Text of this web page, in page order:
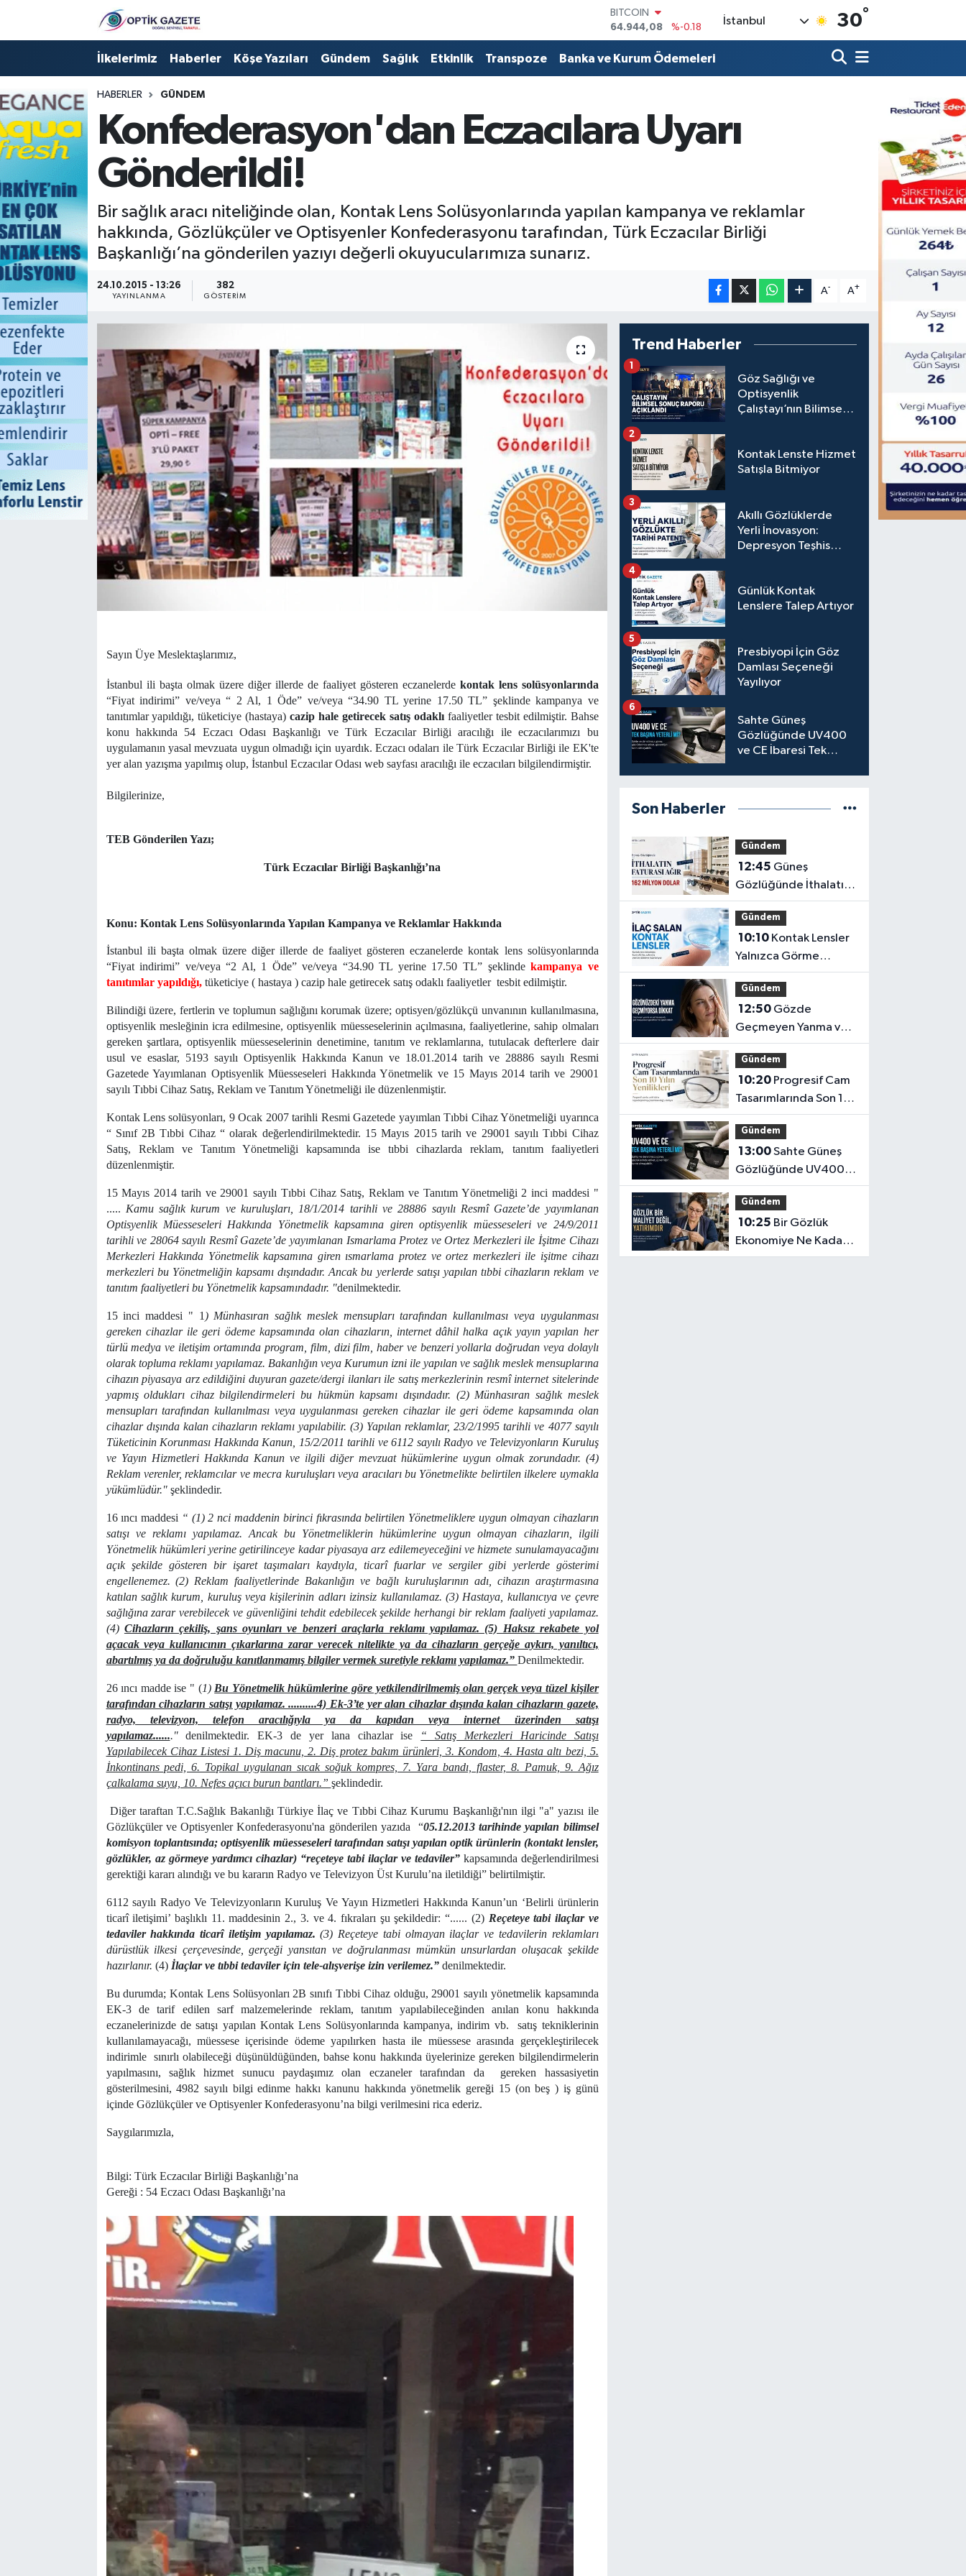
DOLAR
47,7436
%0.18
EURO
55,2510
%0.32
6660.55
%0.03
BİST100
13.779
%-14
İstanbul 30°
İlkelerimiz Haberler Köşe Yazıları Gündem Sağlık Etkinlik Transpoze Banka ve Kurum Ödemeleri
HABERLER GÜNDEM
Konfederasyon'dan Eczacılara Uyarı
Gönderildi!
Bir sağlık aracı niteliğinde olan, Kontak Lens Solüsyonlarında yapılan kampanya ve reklamlar
hakkında, Gözlükçüler ve Optisyenler Konfederasyonu tarafından, Türk Eczacılar Birliği
Başkanlığı’na gönderilen yazıyı değerli okuyucularımıza sunarız.
24.10.2015 - 13:26
YAYINLANMA
382
GÖSTERIM
A- A+
Sayın Üye Meslektaşlarımız,
İstanbul ili başta olmak üzere diğer illerde de faaliyet gösteren eczanelerde kontak lens solüsyonlarında
“Fiyat indirimi” ve/veya “ 2 Al, 1 Öde” ve/veya “34.90 TL yerine 17.50 TL” şeklinde kampanya ve
tanıtımlar yapıldığı, tüketiciye (hastaya)cazip hale getirecek satış odaklı faaliyetler tesbit edilmiştir. Bahse
konu hakkında 54 Eczacı Odası Başkanlığı ve Türk Eczacılar Birliği aracılığı ile eczacılarımızı bu
uygulamanın yasal mevzuata uygun olmadığı için uyardık. Eczacı odaları ile Türk Eczacılar Birliği ile EK'te
yer alan yazışma yapılmış olup, İstanbul Eczacılar Odası web sayfası aracılığı ile eczacıları bilgilendirmiştir.
Bilgilerinize,
TEB Gönderilen Yazı;
Türk Eczacılar Birliği Başkanlığı’na
Konu: Kontak Lens Solüsyonlarında Yapılan Kampanya ve Reklamlar Hakkında
İstanbul ili başta olmak üzere diğer illerde de faaliyet gösteren eczanelerde kontak lens solüsyonlarında
“Fiyat indirimi” ve/veya “2 Al, 1 Öde” ve/veya “34.90 TL yerine 17.50 TL” şeklindekampanya ve
tanıtımlar yapıldığı,tüketiciye ( hastaya ) cazip hale getirecek satış odaklı faaliyetler tesbit edilmiştir.
Bilindiği üzere, fertlerin ve toplumun sağlığını korumak üzere; optisyen/gözlükçü unvanının kullanılmasına,
optisyenlik mesleğinin icra edilmesine, optisyenlik müesseselerinin açılmasına, faaliyetlerine, sahip olmaları
gereken şartlara, optisyenlik müesseselerinin denetimine, tanıtım ve reklamlarına, tutulacak defterlere dair
usul ve esaslar, 5193 sayılı Optisyenlik Hakkında Kanun ve 18.01.2014 tarih ve 28886 sayılı Resmi
Gazetede Yayımlanan Optisyenlik Müesseseleri Hakkında Yönetmelik ve 15 Mayıs 2014 tarih ve 29001
sayılı Tıbbi Cihaz Satış, Reklam ve Tanıtım Yönetmeliği ile düzenlenmiştir.
Kontak Lens solüsyonları, 9 Ocak 2007 tarihli Resmi Gazetede yayımlan Tıbbi Cihaz Yönetmeliği uyarınca
“ Sınıf 2B Tıbbi Cihaz “ olarak değerlendirilmektedir. 15 Mayıs 2015 tarih ve 29001 sayılı Tıbbi Cihaz
Satış, Reklam ve Tanıtım Yönetmeliği kapsamında ise tıbbi cihazlarda reklam, tanıtım faaliyetleri
düzenlenmiştir.
15 Mayıs 2014 tarih ve 29001 sayılı Tıbbi Cihaz Satış, Reklam ve Tanıtım Yönetmeliği 2 inci maddesi "
..... Kamu sağlık kurum ve kuruluşları, 18/1/2014 tarihli ve 28886 sayılı Resmî Gazete’de yayımlanan
Optisyenlik Müesseseleri Hakkında Yönetmelik kapsamına giren optisyenlik müesseseleri ve 24/9/2011
tarihli ve 28064 sayılı Resmî Gazete’de yayımlanan Ismarlama Protez ve Ortez Merkezleri ile İşitme Cihazı
Merkezleri Hakkında Yönetmelik kapsamına giren ısmarlama protez ve ortez merkezleri ile işitme cihazı
merkezleri bu Yönetmeliğin kapsamı dışındadır. Ancak bu yerlerde satışı yapılan tıbbi cihazların reklam ve
tanıtım faaliyetleri bu Yönetmelik kapsamındadır. "denilmektedir.
15 inci maddesi " 1 ) Münhasıran sağlık meslek mensupları tarafından kullanılması veya uygulanması
gereken cihazlar ile geri ödeme kapsamında olan cihazların, internet dâhil halka açık yayın yapılan her
türlü medya ve iletişim ortamında program, film, dizi film, haber ve benzeri yollarla doğrudan veya dolaylı
olarak topluma reklamı yapılamaz. Bakanlığın veya Kurumun izni ile yapılan ve sağlık meslek mensuplarına
cihazın piyasaya arz edildiğini duyuran gazete/dergi ilanları ile satış merkezlerinin resmî internet sitelerinde
yapmış oldukları cihaz bilgilendirmeleri bu hükmün kapsamı dışındadır. (2) Münhasıran sağlık meslek
mensupları tarafından kullanılması veya uygulanması gereken cihazlar ile geri ödeme kapsamında olan
cihazlar dışında kalan cihazların reklamı yapılabilir. (3) Yapılan reklamlar, 23/2/1995 tarihli ve 4077 sayılı
Tüketicinin Korunması Hakkında Kanun, 15/2/2011 tarihli ve 6112 sayılı Radyo ve Televizyonların Kuruluş
ve Yayın Hizmetleri Hakkında Kanun ve ilgili diğer mevzuat hükümlerine uygun olmak zorundadır. (4)
Reklam verenler, reklamcılar ve mecra kuruluşları veya aracıları bu Yönetmelikte belirtilen ilkelere uymakla
yükümlüdür."şeklindedir.
16 ıncı maddesi “ (1) 2 nci maddenin birinci fıkrasında belirtilen Yönetmeliklere uygun olmayan cihazların
satışı ve reklamı yapılamaz. Ancak bu Yönetmeliklerin hükümlerine uygun olmayan cihazların, ilgili
Yönetmelik hükümleri yerine getirilinceye kadar piyasaya arz edilemeyeceğini ve hizmete sunulamayacağını
açık şekilde gösteren bir işaret taşımaları kaydıyla, ticarî fuarlar ve sergiler gibi yerlerde gösterimi
engellenemez. (2) Reklam faaliyetlerinde Bakanlığın ve bağlı kuruluşlarının adı, cihazın araştırmasına
katılan sağlık kurum, kuruluş veya kişilerinin adları izinsiz kullanılamaz. (3) Hastaya, kullanıcıya ve çevre
sağlığına zarar verebilecek ve güvenliğini tehdit edebilecek şekilde herhangi bir reklam faaliyeti yapılamaz.
(4) Cihazların çekiliş, şans oyunları ve benzeri araçlarla reklamı yapılamaz. (5) Haksız rekabete yol
açacak veya kullanıcının çıkarlarına zarar verecek nitelikte ya da cihazların gerçeğe aykırı, yanıltıcı,
abartılmış ya da doğruluğu kanıtlanmamış bilgiler vermek suretiyle reklamı yapılamaz.” Denilmektedir.
26 ıncı madde ise " (1) Bu Yönetmelik hükümlerine göre yetkilendirilmemiş olan gerçek veya tüzel kişiler
tarafından cihazların satışı yapılamaz. ..........4) Ek-3’te yer alan cihazlar dışında kalan cihazların gazete,
radyo, televizyon, telefon aracılığıyla ya da kapıdan veya internet üzerinden satışı
yapılamaz......."denilmektedir. EK-3 de yer lana cihazlar ise
“ Satış Merkezleri Haricinde Satışı
Yapılabilecek Cihaz Listesi 1. Diş macunu, 2. Diş protez bakım ürünleri, 3. Kondom, 4. Hasta altı bezi, 5.
İnkontinans pedi, 6. Topikal uygulanan sıcak soğuk kompres, 7. Yara bandı, flaster, 8. Pamuk, 9. Ağız
çalkalama suyu, 10. Nefes açıcı burun bantları.” şeklindedir.
Diğer taraftan T.C.Sağlık Bakanlığı Türkiye İlaç ve Tıbbi Cihaz Kurumu Başkanlığı'nın ilgi "a" yazısı ile
Gözlükçüler ve Optisyenler Konfederasyonu'na gönderilen yazıda “05.12.2013 tarihinde yapılan bilimsel
komisyon toplantısında; optisyenlik müesseseleri tarafından satışı yapılan optik ürünlerin (kontakt lensler,
gözlükler, az görmeye yardımcı cihazlar) “reçeteye tabi ilaçlar ve tedaviler”kapsamında değerlendirilmesi
gerektiği kararı alındığı ve bu kararın Radyo ve Televizyon Üst Kurulu’na iletildiği” belirtilmiştir.
6112 sayılı Radyo Ve Televizyonların Kuruluş Ve Yayın Hizmetleri Hakkında Kanun’un ‘Belirli ürünlerin
ticarî iletişimi’ başlıklı 11. maddesinin 2., 3. ve 4. fıkraları şu şekildedir: “...... (2) Reçeteye tabi ilaçlar ve
tedaviler hakkında ticarî iletişim yapılamaz.(3) Reçeteye tabi olmayan ilaçlar ve tedavilerin reklamları
dürüstlük ilkesi çerçevesinde, gerçeği yansıtan ve doğrulanması mümkün unsurlardan oluşacak şekilde
hazırlanır. (4) İlaçlar ve tıbbi tedaviler için tele-alışverişe izin verilemez.” denilmektedir.
Bu durumda; Kontak Lens Solüsyonları 2B sınıfı Tıbbi Cihaz olduğu, 29001 sayılı yönetmelik kapsamında
EK-3 de tarif edilen sarf malzemelerinde reklam, tanıtım yapılabileceğinden anılan konu hakkında
eczanelerinizde de satışı yapılan Kontak Lens Solüsyonlarında kampanya, indirim vb. satış tekniklerinin
kullanılamayacağı, müessese içerisinde ödeme yapılırken hasta ile müessese arasında gerçekleştirilecek
indirimle sınırlı olabileceği düşünüldüğünden, bahse konu hakkında üyelerinize gereken bilgilendirmelerin
yapılmasını, sağlık hizmet sunucu paydaşımız olan eczaneler tarafından da gereken hassasiyetin
gösterilmesini, 4982 sayılı bilgi edinme hakkı kanunu hakkında yönetmelik gereği 15 (on beş ) iş günü
içinde Gözlükçüler ve Optisyenler Konfederasyonu’na bilgi verilmesini rica ederiz.
Saygılarımızla,
Bilgi: Türk Eczacılar Birliği Başkanlığı’na
Gereği : 54 Eczacı Odası Başkanlığı’na
Trend Haberler
Göz Sağlığı ve
Optisyenlik
Çalıştayı’nın Bilimsel
1
Kontak Lenste Hizmet
Satışla Bitmiyor
2
Akıllı Gözlüklerde
Yerli İnovasyon:
Depresyon Teşhis
3
Günlük Kontak
Lenslere Talep Artıyor
4
Presbiyopi İçin Göz
Damlası Seçeneği
Yayılıyor
5
Sahte Güneş
Gözlüğünde UV400
ve CE İbaresi Tek
6
Son Haberler
Gündem
12:45
Gözlüğünde İthalatın
Ağır Faturası: 162
Milyon Dolar
Gündem
10:10
Yalnızca Görme
Düzeltme Aracı
Olmayabilir
Gündem
12:50
Geçmeyen Yanma ve
Işık Hassasiyeti Hafife
Alınmamalı
Gündem
10:20
Tasarımlarında Son 10
Yılın Yenilikleri
Gündem
13:00Sahte Güneş
Gözlüğünde UV400
ve CE İbaresi Tek
Başına Yeterli mi?
Gündem
10:25
Ekonomiye Ne Kadar
Katkı Sağlayabilir?
Nöbetçi Eczaneler
Hava Durumu
İstanbul Namaz Vakitleri
Trafik Durumu
Süper Lig Puan Durumu ve Fikstür
Tüm Manşetler
Son Dakika Haberleri
Haber Arşivi